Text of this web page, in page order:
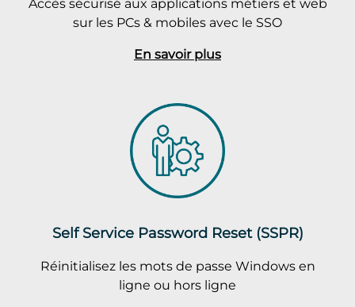
sur les PCs & mobiles avec le SSO
En savoir plus
Self Service Password Reset (SSPR)
Réinitialisez les mots de passe Windows en
ligne ou hors ligne